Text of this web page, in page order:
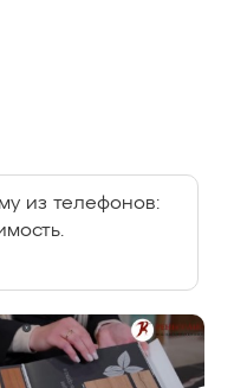
из телефонов: